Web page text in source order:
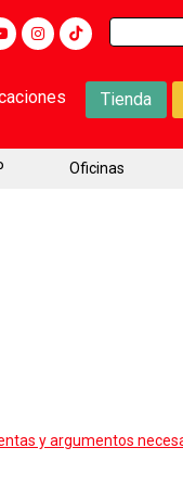
Buscar:
Tienda
Oficinas
y argumentos